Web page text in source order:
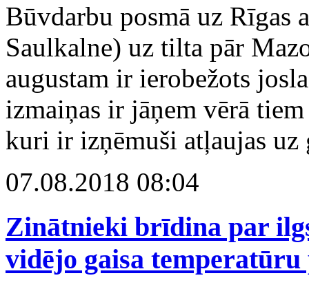
Būvdarbu posmā uz Rīgas
Saulkalne) uz tilta pār
augustam ir ierobežots
izmaiņas ir jāņem vērā
kuri ir izņēmuši atļaujas uz
07.08.2018 08:04
Zinātnieki brīdina par
vidējo gaisa temperatūru